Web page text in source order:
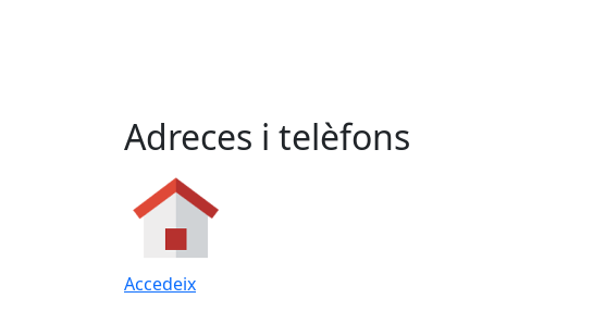
Adreces i telèfons
Accedeix